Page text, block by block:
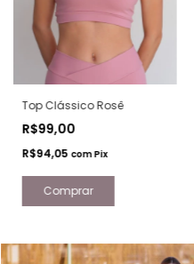
Top Clássico Rosê
R$99,00
R$94,05 comPix
Comprar